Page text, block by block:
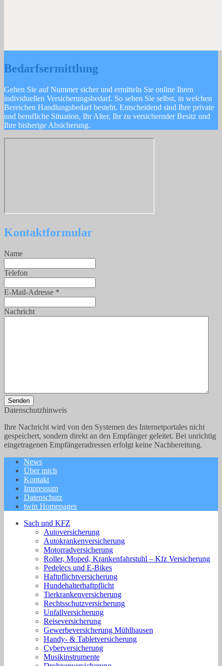
Bedarfsermittlung
Gehen Sie auf Nummer sicher und ermitteln Sie online Ihren
individuellen Versicherungsbedarf. So sehen Sie selbst, in welchen
Bereichen Handlungsbedarf besteht. Entscheidend sind Ihre private
und berufliche Situation, Ihr Alter, Ihr zu versichernder Besitz und
Ihre bisherige Absicherung.
Kontaktformular
Name
Telefon
E-Mail-Adresse *
Nachricht
Senden
Datenschutzhinweis
Ihre Nachricht wird von den Systemen des Internetportales nicht
gespeichert, sondern direkt an den Empfänger geleitet. Bei unrichtig
eingetragenen Empfängeradressen erfolgt keine Nachbereitung.
News
Über mich
Kontakt
Impressum
Datenschutz
twin Homepages
Sach und KFZ
Autoversicherung
Autokrankenversicherung
Motorradversicherung
Roller, Moped, Krankenfahrstuhl – Kfz Versicherung
Pedelecs und E-Bikes
Haftpflichtversicherung
Hundehalterhaftpflicht
Tierkrankenversicherung
Rechtsschutzversicherung
Unfallversicherung
Reiseversicherung
Gewerbeversicherung Mühlhausen
Handy- & Tabletversicherung
Cyberversicherung
Musikinstrumente